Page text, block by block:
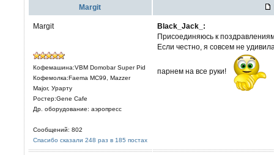
Margit
Margit
Кофемашина:VBM Domobar Super Pid
Кофемолка:Faema MC99, Mazzer
Major, Урарту
Ростер:Gene Cafe
Др. оборудование: аэропресс
Сообщений: 802
Спасибо сказали 248 раз в 185 постах
Black_Jack_:
Присоединяюсь к
Если честно, я совсем не
парнем на все руки!